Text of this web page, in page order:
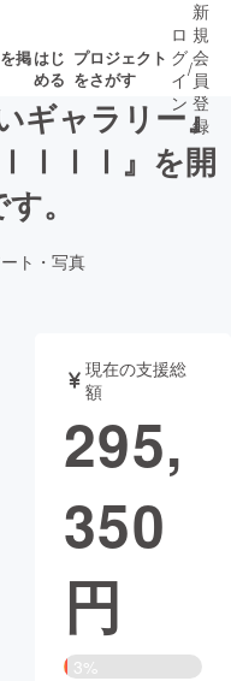
掲はじ
める
プロジェクト
をさがす
終了が近いプ
ジェクト
書籍・雑誌
チャレンジ
CAMPFIRE Creation
ロ
グ
イ
ン
/
新
規
会
員
登
録
ギャラリー』
ⅠⅠⅠⅠ』を開
。
ト・写真
現在の支援総
額
295,
350
円
3%